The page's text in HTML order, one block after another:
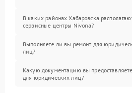
В каких районах Хабаровска
сервисные центры Nivona?
Выполняете ли вы ремонт для
лиц?
Какую документацию вы предоставляете
для юридических лиц?